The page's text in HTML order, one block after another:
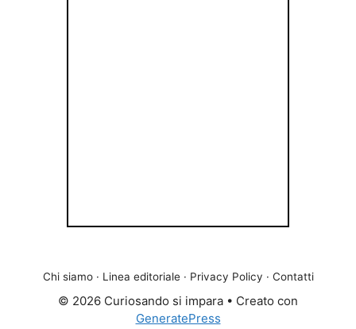
Chi siamo · Linea editoriale · Privacy Policy · Contatti
© 2026 Curiosando si impara • Creato con
GeneratePress